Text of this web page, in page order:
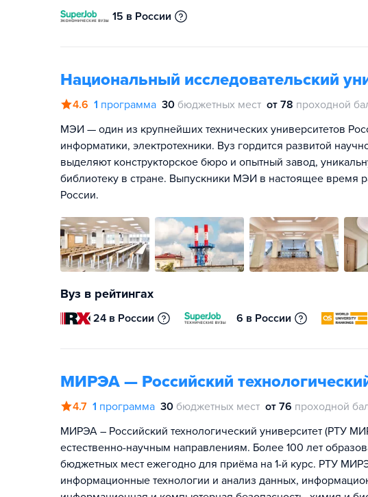
15 в России
Национальный исследовательский
4.6 1 программа 30 бюджетных мест от 78 проходной
МЭИ — один из крупнейших технических университетов
информатики, электротехники. Вуз гордится развитой
выделяют конструкторское бюро и опытный завод,
библиотеку в стране. Выпускники МЭИ в настоящее время
России.
Вуз в рейтингах
24 в России 6 в России
МИРЭА — Российский
4.7 1 программа 30 бюджетных мест от 76 проходной
МИРЭА – Российский технологический университет (РТУ
естественно-научным направлениям. Более 100 лет
бюджетных мест ежегодно для приёма на 1-й курс. РТУ
информационные технологии и анализ данных,